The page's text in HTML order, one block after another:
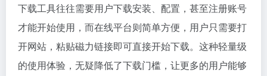
下载工具往往需要用户下载安装、配置，甚至注册账号
才能开始使用，而在线平台则简单方便，用户只需要打
开网站，粘贴磁力链接即可直接开始下载。这种轻量级
的使用体验，无疑降低了下载门槛，让更多的用户能够